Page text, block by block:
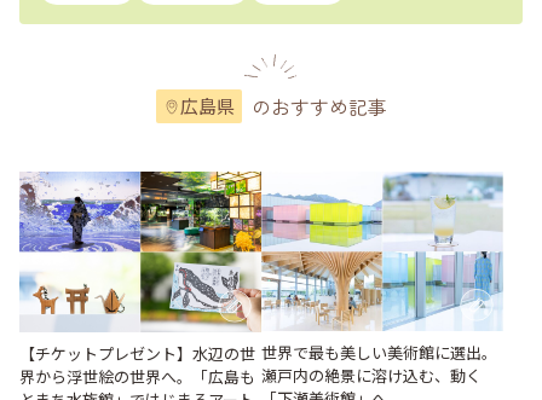
広島県 のおすすめ記事
【チケットプレゼント】水辺の世
界から浮世絵の世界へ。「広島も
世界で最も美しい美術館に選出。
瀬戸内の絶景に溶け込む、動く